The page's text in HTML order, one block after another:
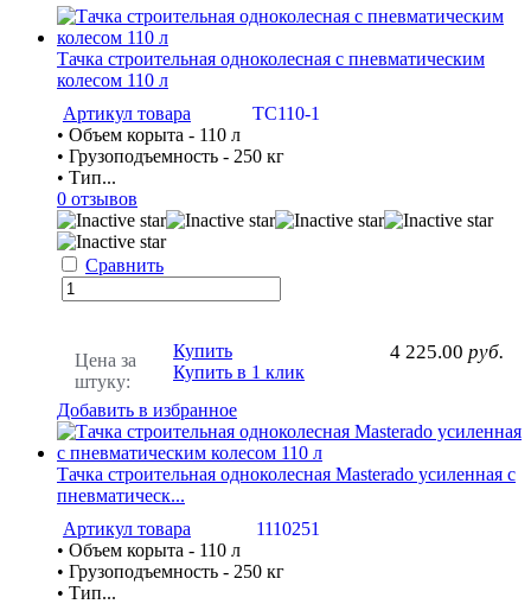
Тачка строительная одноколесная с пневматическим
колесом 110 л
Артикул товара
ТС110-1
• Объем корыта - 110 л
• Грузоподъемность - 250 кг
• Тип...
0 отзывов
Сравнить
Цена за
штуку:
4 225.00 руб.
Купить
Купить в 1 клик
Добавить в избранное
Тачка строительная одноколесная Masterado усиленная с
пневматическ...
Артикул товара
1110251
• Объем корыта - 110 л
• Грузоподъемность - 250 кг
• Тип...